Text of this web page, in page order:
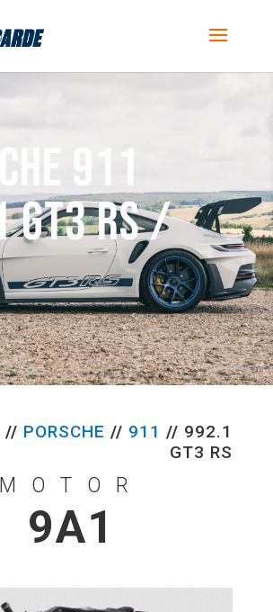
911
GT3 RS /
// PORSCHE // 911 // 992.1
GT3 RS
MOTOR
9A1